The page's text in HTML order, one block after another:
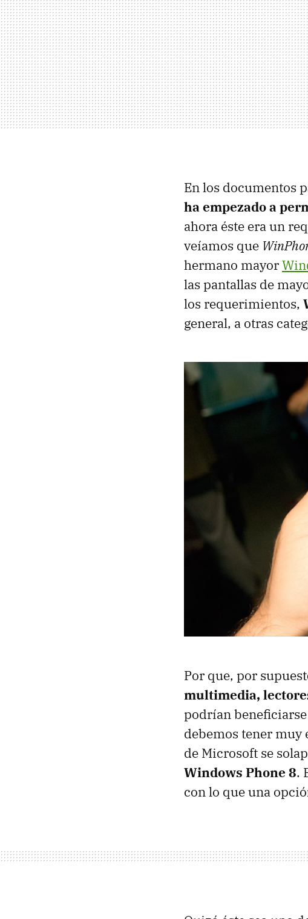
En los documentos
ha empezado a
ahora éste era un
veíamos que
hermano mayor
las pantallas de
los requerimientos,
general, a otras
Por que, por
multimedia,
podrían
debemos tener muy
de Microsoft se
Windows Phone 8.
con lo que una